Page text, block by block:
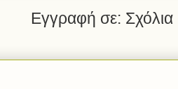
Εγγραφή σε: